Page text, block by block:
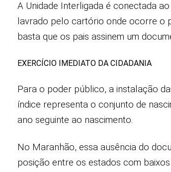
A Unidade Interligada é conectada
lavrado pelo cartório onde ocorre o
basta que os pais assinem um
EXERCÍCIO IMEDIATO DA CIDADANIA
Para o poder público, a instalação
índice representa o conjunto de
ano seguinte ao nascimento.
No Maranhão, essa ausência do
posição entre os estados com